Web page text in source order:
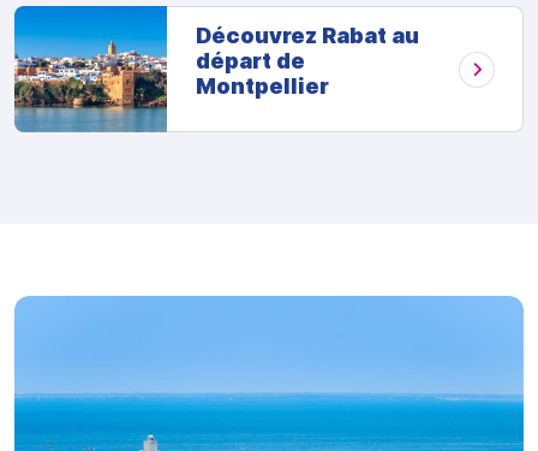
Découvrez Rabat au
départ de
Montpellier